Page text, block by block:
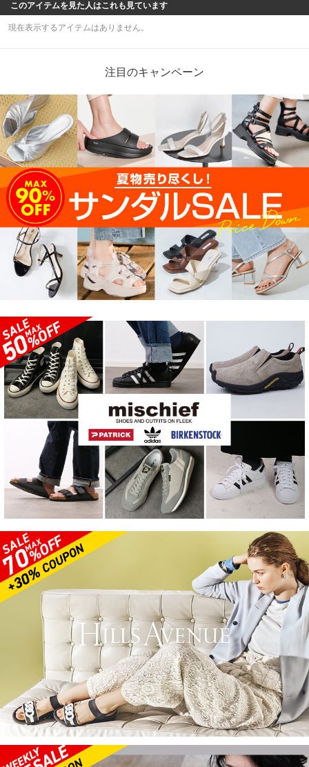
このアイテムを見た人はこれも見ています
現在表示するアイテムはありません。
注目のキャンペーン